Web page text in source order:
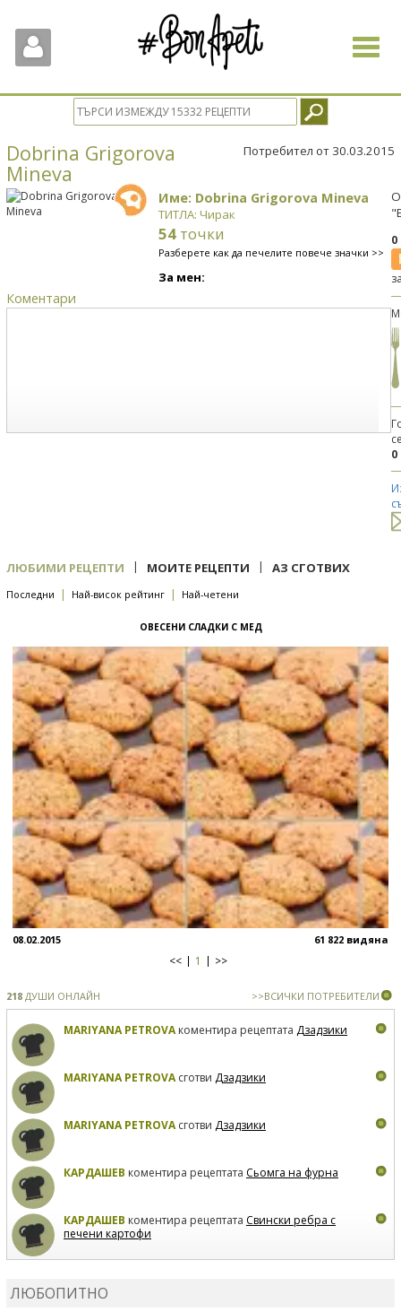
Toggle
Dobrina Grigorova
Mineva
Потребител от 30.03.2015
Име: Dobrina Grigorova Mineva
ТИТЛА: Чирак
54 точки
Разберете как да печелите повече значки >>
За мен:
Коментари
0
ЛЮБИМИ РЕЦЕПТИ | МОИТЕ РЕЦЕПТИ | АЗ СГОТВИХ
Последни | Най-висок рейтинг | Най-четени
ОВЕСЕНИ СЛАДКИ С МЕД
08.02.2015 61 822 видяна
<< 1 >>
218 ДУШИ ОНЛАЙН >>ВСИЧКИ ПОТРЕБИТЕЛИ
MARIYANA PETROVAкоментира рецептата Дзадзики
MARIYANA PETROVAсготви Дзадзики
MARIYANA PETROVAсготви Дзадзики
КАРДАШЕВ коментира рецептата Сьомга на фурна
КАРДАШЕВ коментира рецептата Свински ребра с
печени картофи
ЛЮБОПИТНО